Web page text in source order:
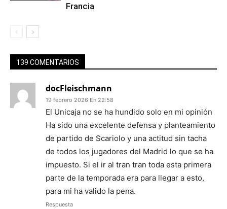
Francia
139 COMENTARIOS
docFleischmann
19 febrero 2026 En 22:58
El Unicaja no se ha hundido solo en mi opinión
Ha sido una excelente defensa y planteamiento
de partido de Scariolo y una actitud sin tacha
de todos los jugadores del Madrid lo que se ha
impuesto. Si el ir al tran tran toda esta primera
parte de la temporada era para llegar a esto,
para mi ha valido la pena.
Respuesta